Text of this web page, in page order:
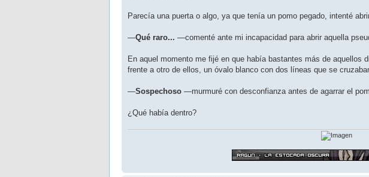
Parecía una puerta o algo, ya que tenía un pomo pegado, intenté
—Qué raro... —comenté ante mi incapacidad para abrir aquella
En aquel momento me fijé en que había bastantes más de aquellos
frente a otro de ellos, un óvalo blanco con dos líneas que se
—Sospechoso —murmuré con desconfianza antes de agarrar el
¿Qué había dentro?